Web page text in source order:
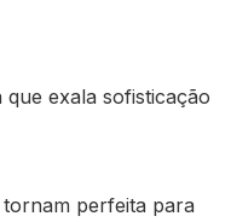
exala sofisticação
perfeita para